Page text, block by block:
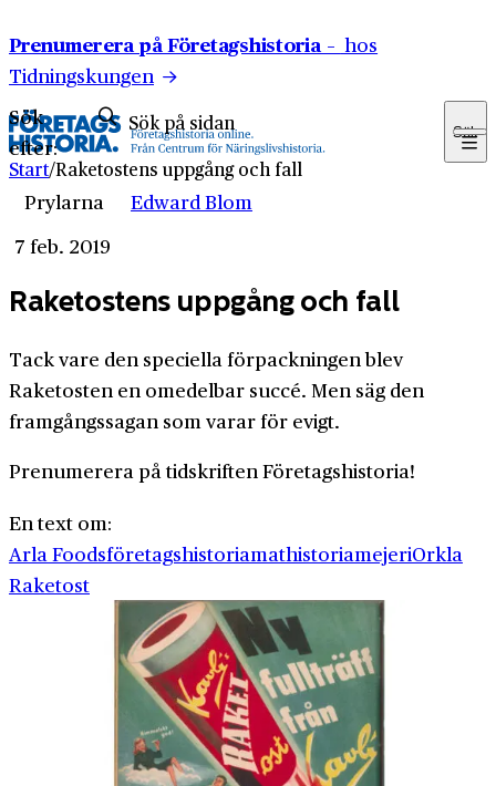
Prenumerera på Företagshistoria – hos
Tidningskungen
Sök
efter:
Sök
Start/Raketostens uppgång och fall
Prylarna
Edward Blom
7 feb. 2019
Raketostens uppgång och fall
Tack vare den speciella förpackningen blev
Raketosten en omedelbar succé. Men säg den
framgångssagan som varar för evigt.
Prenumerera på tidskriften Företagshistoria!
En text om:
Arla FoodsföretagshistoriamathistoriamejeriOrkla
Raketost